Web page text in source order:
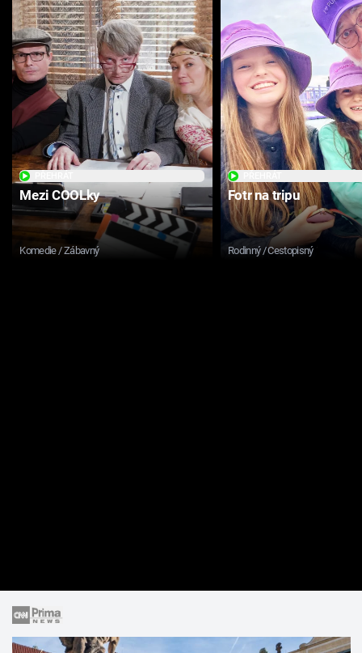
Mezi COOLky
Komedie / Zábavný
Fotr na tripu
Rodinný / Cestopisný